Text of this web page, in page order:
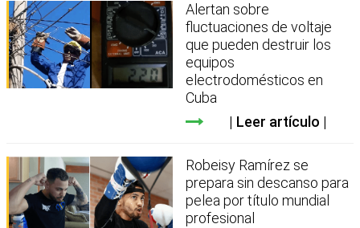
Alertan sobre
fluctuaciones de voltaje
que pueden destruir los
equipos
electrodomésticos en
Cuba
Leer artículo
Robeisy Ramírez se
prepara sin descanso para
pelea por título mundial
profesional